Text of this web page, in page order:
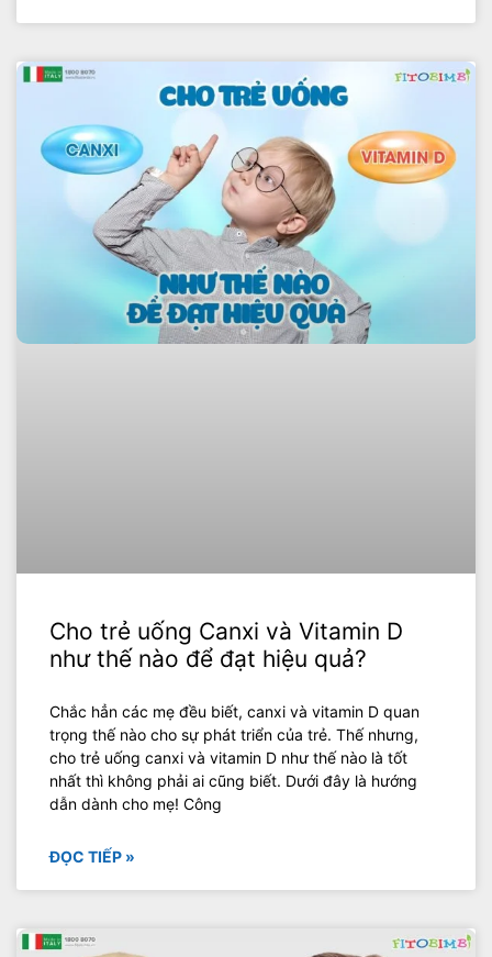
Cho trẻ uống Canxi và Vitamin D
như thế nào để đạt hiệu quả?
Chắc hẳn các mẹ đều biết, canxi và vitamin D quan
trọng thế nào cho sự phát triển của trẻ. Thế nhưng,
cho trẻ uống canxi và vitamin D như thế nào là tốt
nhất thì không phải ai cũng biết. Dưới đây là hướng
dẫn dành cho mẹ! Công
ĐỌC TIẾP »